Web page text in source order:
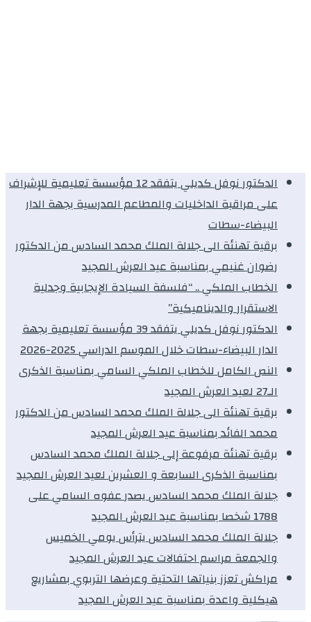
الدكتور نوفل كديلي يتفقد 12 مؤسسة تعليمية للإشراف
على مراقبة الداخليات والمطاعم المدرسية بجهة الدار
البيضاء-سطات
برقية تهنئة الى جلالة الملك محمد السادس من الدكتور
رضوان غنيمي بمناسبة عيد العرش المجيد
الخطاب الملكي .. “فلسفة السيادة الإيجابية وجدلية
الاستقرار والديناميكية”
الدكتور نوفل كديلي يتفقد 39 مؤسسة تعليمية بجهة
الدار البيضاء-سطات خلال الموسم الدراسي 2025-2026
النص الكامل للخطاب الملكي السامي بمناسبة الذكرى
الـ27 لعيد العرش المجيد
برقية تهنئة الى جلالة الملك محمد السادس من الدكتور
محمد الفائد بمناسبة عيد العرش المجيد
برقية تهنئة مرفوعة إلى جلالة الملك محمد السادس
بمناسبة الذكرى السابعة و العشرين لعيد العرش المجيد
جلالة الملك محمد السادس يصدر عفوه السامي على
1788 شخصا بمناسبة عيد العرش المجيد
جلالة الملك محمد السادس يترأس يومي الخميس
والجمعة مراسم احتفالات عيد العرش المجيد
مراكش تعزز بنياتها التحتية وعرضها التربوي بمشاريع
هيكلية واعدة بمناسبة عيد العرش المجيد